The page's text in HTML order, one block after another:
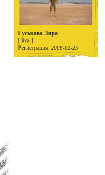
Гуськова Лира
[ lira ]
Регистрация: 2008-02-25